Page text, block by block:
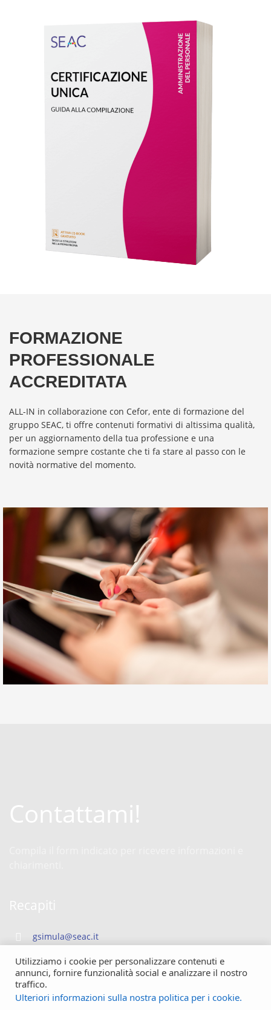
FORMAZIONE
PROFESSIONALE
ACCREDITATA
ALL-IN in collaborazione con Cefor, ente di formazione del
gruppo SEAC, ti offre contenuti formativi di altissima qualità,
per un aggiornamento della tua professione e una
formazione sempre costante che ti fa stare al passo con le
novità normative del momento.
Contattami!
Recapiti
gsimula@seac.it
+39 3343068551
Utilizziamo i cookie per personalizzare contenuti e
annunci, fornire funzionalità social e analizzare il nostro
traffico.
Ulteriori informazioni sulla nostra politica per i cookie.